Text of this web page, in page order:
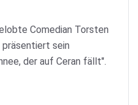
Comedian Torsten
sein
der auf Ceran fällt".